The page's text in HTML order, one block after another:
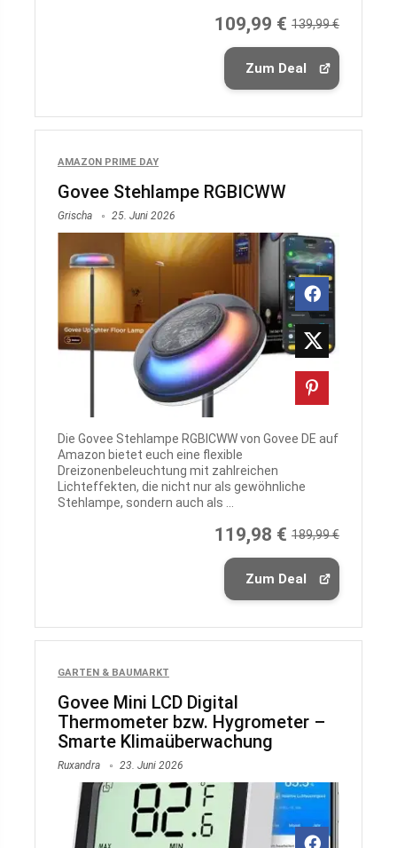
109,99 € 139,99 €
Zum Deal
AMAZON PRIME DAY
Govee Stehlampe RGBICWW
Grischa 25. Juni 2026
Die Govee Stehlampe RGBICWW von Govee DE auf
Amazon bietet euch eine flexible
Dreizonenbeleuchtung mit zahlreichen
Lichteffekten, die nicht nur als gewöhnliche
Stehlampe, sondern auch als ...
119,98 € 189,99 €
Zum Deal
GARTEN & BAUMARKT
Govee Mini LCD Digital
Thermometer bzw. Hygrometer –
Smarte Klimaüberwachung
Ruxandra 23. Juni 2026